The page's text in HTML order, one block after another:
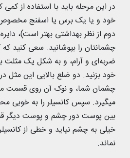
در این مرحله باید با استفاده از
خود و یا یک برس یا اسفنج
دوم از نظر بهداشتی بهتر است)،
چشمانتان را بپوشانید. سعی کنید که
ضربه‌ای و آرام، و به شکل یک مثلت
خود بزنید. دو ضلع بالایی این
چشمان شما، و نوک آن روی قسمت
میگیرد. سپس کانسیلر را به خوبی
بین پوست دور چشم و پوست دیگر
خیلی به چشم نیاید و خطی از
نماند.